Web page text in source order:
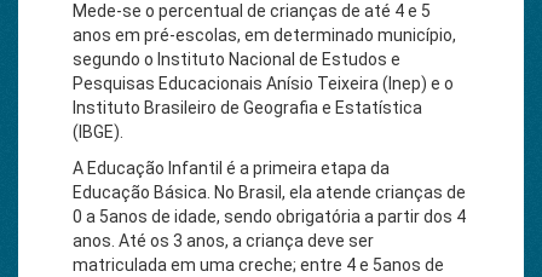
Mede-se o percentual de crianças de até 4 e 5
anos em pré-escolas, em determinado município,
segundo o Instituto Nacional de Estudos e
Pesquisas Educacionais Anísio Teixeira (Inep) e o
Instituto Brasileiro de Geografia e Estatística
(IBGE).
A Educação Infantil é a primeira etapa da
Educação Básica. No Brasil, ela atende crianças de
0 a 5anos de idade, sendo obrigatória a partir dos 4
anos. Até os 3 anos, a criança deve ser
matriculada em uma creche; entre 4 e 5anos de